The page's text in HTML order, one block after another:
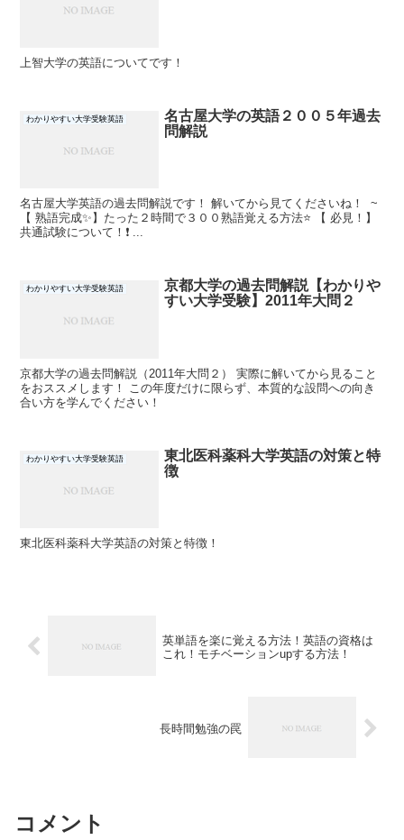
上智大学の英語についてです！
わかりやすい大学受験英語
名古屋大学の英語２００５年過去
問解説
名古屋大学英語の過去問解説です！ 解いてから見てくださいね！ ~
【 熟語完成✨】たった２時間で３００熟語覚える方法⭐ 【 必見！】
共通試験について！❗ ...
わかりやすい大学受験英語
京都大学の過去問解説【わかりや
すい大学受験】2011年大問２
京都大学の過去問解説（2011年大問２） 実際に解いてから見ること
をおススメします！ この年度だけに限らず、本質的な設問への向き
合い方を学んでください！
わかりやすい大学受験英語
東北医科薬科大学英語の対策と特
徴
東北医科薬科大学英語の対策と特徴！
英単語を楽に覚える方法！英語の資格は
これ！モチベーションupする方法！
長時間勉強の罠
コメント